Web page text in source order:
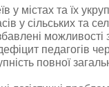
у містах та їх
у сільських та
педагогів
повної